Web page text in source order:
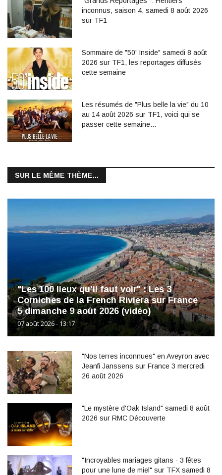
inconnus, saison 4, samedi 8 août 2026
sur TF1
Sommaire de "50' Inside" samedi 8 août
2026 sur TF1, les reportages diffusés
cette semaine
Les résumés de "Plus belle la vie" du 10
au 14 août 2026 sur TF1, voici qui se
passer cette semaine...
SUR LE MÊME THÈME...
"Les 100 lieux qu'il faut voir" : Les 3
Corniches de la French Riviera sur France
5 dimanche 9 août 2026 (vidéo)
07 août 2026 - 13:17
"Nos terres inconnues" en Aveyron avec
Jeanfi Janssens sur France 3 mercredi
26 août 2026
"Le mystère d'Oak Island" samedi 8 août
2026 sur RMC Découverte
"Incroyables mariages gitans - 3 fêtes
pour une lune de miel" sur TFX samedi 8